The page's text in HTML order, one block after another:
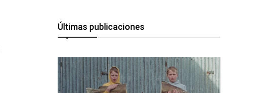
Últimas publicaciones